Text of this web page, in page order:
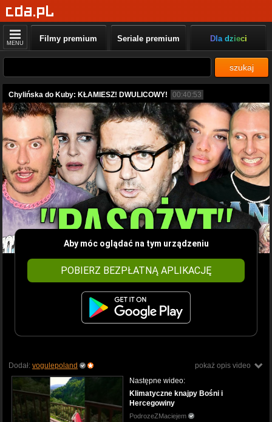
MENU Filmy premium Seriale premium Dla dzieci
szukaj
Chylińska do Kuby: KŁAMIESZ! DWULICOWY! 00:40:53
Aby móc oglądać na tym urządzeniu
POBIERZ BEZPŁATNĄ APLIKACJĘ
pokaż opis video
Dodał: vogulepoland
Następne wideo:
Klimatyczne knajpy Bośni i
Hercegowiny
PodrozeZMaciejem